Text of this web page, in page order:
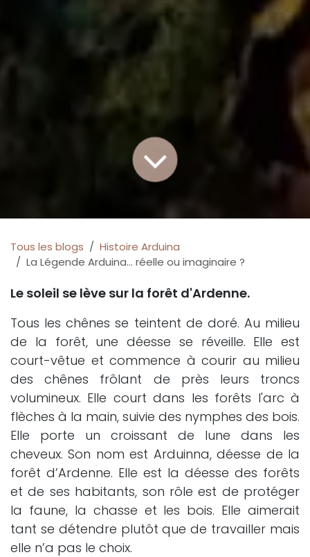
Tous les blogs
Histoire Arduina
La Légende Arduina... réelle ou imaginaire ?
Le soleil se lève sur la forêt d'Ardenne.
Tous les chênes se teintent de doré. Au milieu
de la forêt, une déesse se réveille. Elle est
court-vêtue et commence à courir au milieu
des chênes frôlant de près leurs troncs
volumineux. Elle court dans les forêts l'arc à
flèches à la main, suivie des nymphes des bois.
Elle porte un croissant de lune dans les
cheveux. Son nom est Arduinna, déesse de la
forêt d’Ardenne. Elle est la déesse des forêts
et de ses habitants, son rôle est de protéger
la faune, la chasse et les bois. Elle aimerait
tant se détendre plutôt que de travailler mais
elle n’a pas le choix.